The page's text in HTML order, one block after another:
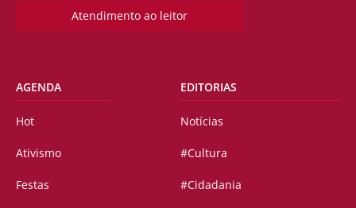
Atendimento ao leitor
AGENDA
Hot
Ativismo
Festas
EDITORIAS
Notícias
#Cultura
#Cidadania